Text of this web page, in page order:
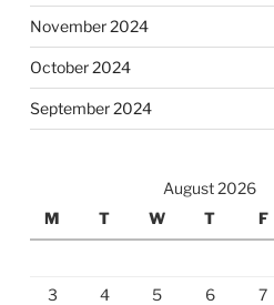
November 2024
October 2024
September 2024
August 2026
M
T W T F
3
4 5 6 7